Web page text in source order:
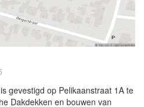
gevestigd op Pelikaanstraat 1A te
Dakdekken en bouwen van